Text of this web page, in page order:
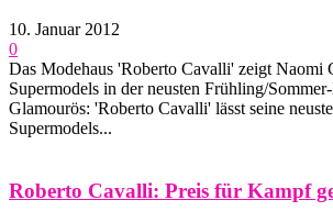
10. Januar 2012
0
Das Modehaus 'Roberto Cavalli' zeigt Naomi
Supermodels in der neusten Frühling/
Glamourös: 'Roberto Cavalli' lässt seine
Supermodels...
Roberto Cavalli: Preis für Kampf